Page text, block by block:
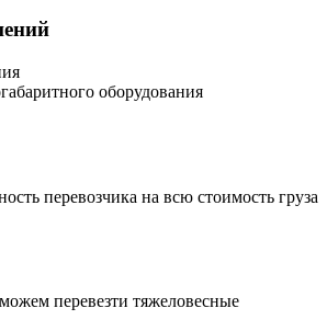
оборудования
перевозчика на всю стоимость груза
перевезти тяжеловесные